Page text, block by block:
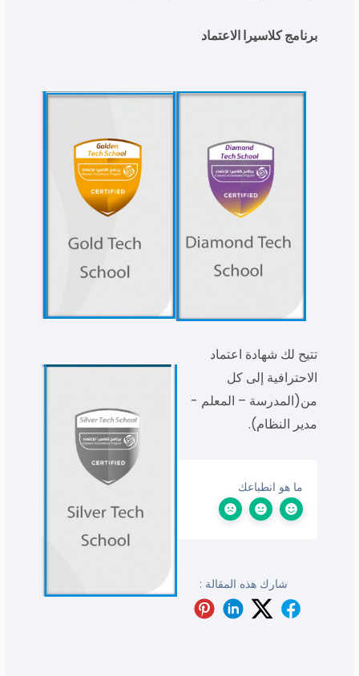
برنامج كلاسيرا الاعتماد
تتيح لك شهادة اعتماد
الاحترافية إلى كل
من(المدرسة – المعلم -
مدير النظام).
ما هو انطباعك
شارك هذه المقالة :